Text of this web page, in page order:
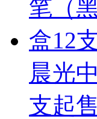
晨光
支起售